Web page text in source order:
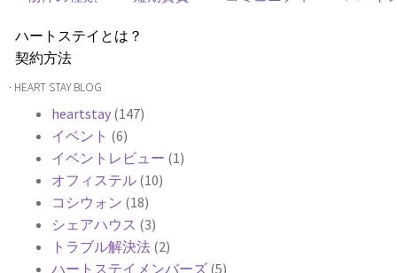
ハートステイとは？
契約方法
韓国不動産情報
よくある質問
Heartee
· HEART STAY BLOG
heartstay (147)
イベント (6)
イベントレビュー (1)
オフィステル (10)
コシウォン (18)
シェアハウス (3)
トラブル解決法 (2)
ハートステイメンバーズ (5)